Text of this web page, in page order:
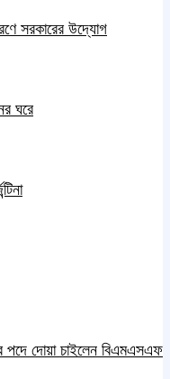
সরকারের উদ্যোগ
ঘরে
পদে দোয়া চাইলেন বিএমএসএফ